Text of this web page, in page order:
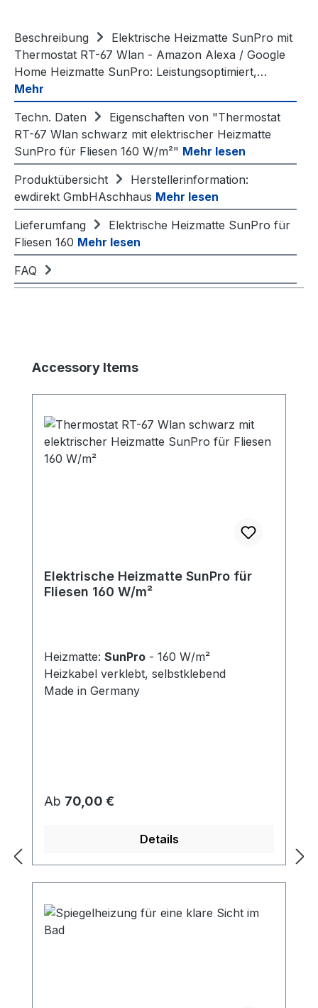
Beschreibung
Elektrische Heizmatte SunPro mit
Thermostat RT-67 Wlan - Amazon Alexa / Google
Home Heizmatte SunPro: Leistungsoptimiert,…
Mehr
Techn. Daten
Eigenschaften von "Thermostat
RT-67 Wlan schwarz mit elektrischer Heizmatte
SunPro für Fliesen 160 W/m²" Mehr lesen
Produktübersicht
Herstellerinformation:
ewdirekt GmbHAschhaus Mehr lesen
Lieferumfang
Elektrische Heizmatte SunPro für
Fliesen 160 Mehr lesen
FAQ
Produktgalerie überspringen
Accessory Items
Elektrische Heizmatte SunPro für
Fliesen 160 W/m²
Heizmatte: SunPro - 160 W/m²
Heizkabel verklebt, selbstklebend
Made in Germany
Regulärer Preis:
Ab 70,00 €
Details